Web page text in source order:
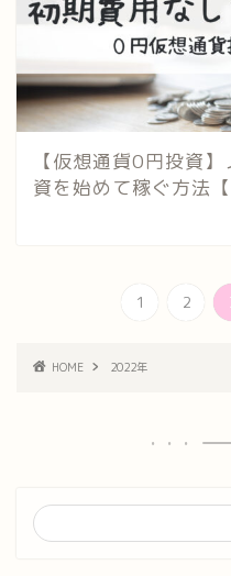
【仮想通貨0円投資
資を始めて稼ぐ方法
1 2
HOME 2022年